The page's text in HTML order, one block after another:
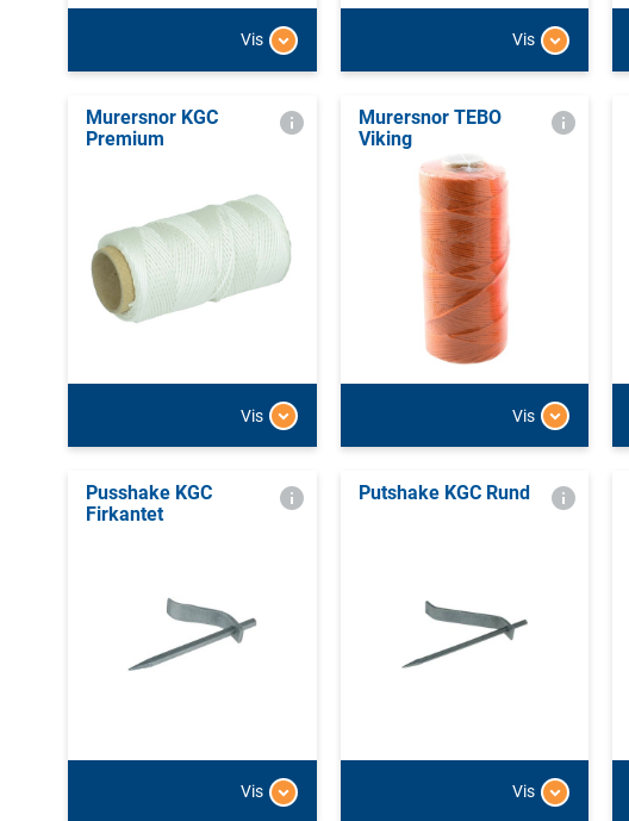
Vis Vis
Murersnor KGC
Premium
Vis
Murersnor TEBO
Viking
Vis
Pusshake KGC
Firkantet
Vis
Putshake KGC Rund
Vis